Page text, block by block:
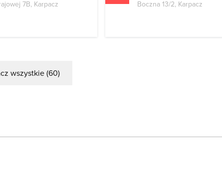
7B, Karpacz Boczna 13/2, Karpacz
wszystkie (60)